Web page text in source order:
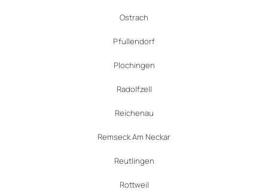
Ostrach
Pfullendorf
Plochingen
Radolfzell
Reichenau
Remseck Am Neckar
Reutlingen
Rottweil